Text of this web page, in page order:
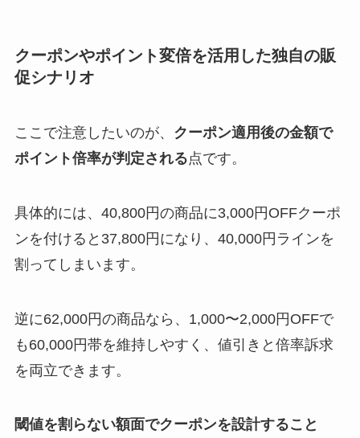
クーポンやポイント変倍を活用した独自の販
促シナリオ
ここで注意したいのが、 クーポン適用後の金額で
ポイント倍率が判定される点です。
具体的には、40,800円の商品に3,000円OFFクーポ
ンを付けると37,800円になり、40,000円ラインを
割ってしまいます。
逆に62,000円の商品なら、1,000〜2,000円OFFで
も60,000円帯を維持しやすく、値引きと倍率訴求
を両立できます。
閾値を割らない額面でクーポンを設計すること